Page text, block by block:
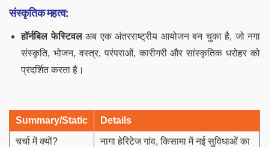
संस्कृतिक महत्व:
हॉर्नबिल फेस्टिवलअब एक अंतरराष्ट्रीय आयोजन बन चुका है, जो नगा
संस्कृति, भोजन, वस्त्र, परंपराओं, कारीगरी और सांस्कृतिक धरोहर को
प्रदर्शित करता है।
Summary/Static Details
चर्चा में क्यों?
नागा हेरिटेज गांव, किसामा में नई सुविधाओं का